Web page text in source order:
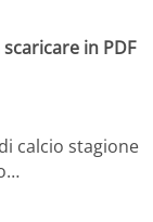
in PDF
calcio stagione